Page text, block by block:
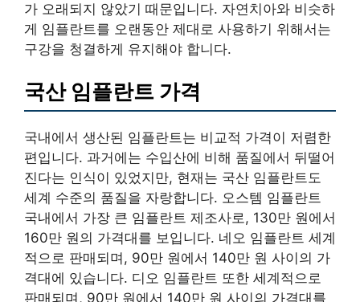
가 오래되지 않았기 때문입니다. 자연치아와 비슷하
게 임플란트를 오랜동안 제대로 사용하기 위해서는
구강을 청결하게 유지해야 합니다.
국산 임플란트 가격
국내에서 생산된 임플란트는 비교적 가격이 저렴한
편입니다. 과거에는 수입산에 비해 품질에서 뒤떨어
진다는 인식이 있었지만, 현재는 국산 임플란트도
세계 수준의 품질을 자랑합니다. 오스템 임플란트
국내에서 가장 큰 임플란트 제조사로, 130만 원에서
160만 원의 가격대를 보입니다. 네오 임플란트 세계
적으로 판매되며, 90만 원에서 140만 원 사이의 가
격대에 있습니다. 디오 임플란트 또한 세계적으로
판매되며, 90만 원에서 140만 원 사이의 가격대를